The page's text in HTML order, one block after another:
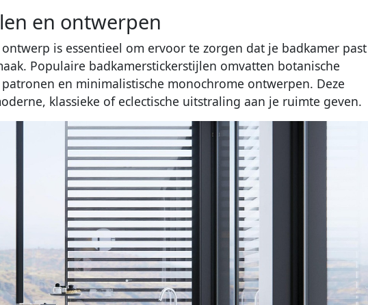
en ontwerpen
is essentieel om ervoor te zorgen dat je badkamer past
Populaire badkamerstickerstijlen omvatten botanische
en minimalistische monochrome ontwerpen. Deze
klassieke of eclectische uitstraling aan je ruimte geven.